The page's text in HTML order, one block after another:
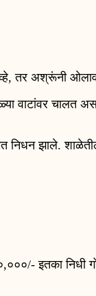
तर अश्रूंनी
वाटांवर चालत
निधन झाले.
इतका